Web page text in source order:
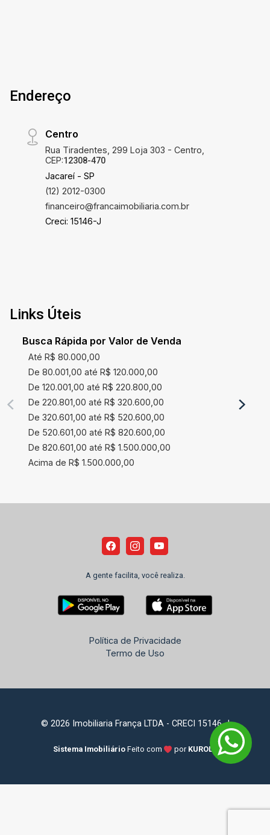
Endereço
Centro
Rua Tiradentes, 299 Loja 303 - Centro,
CEP:12308-470
Jacareí - SP
(12) 2012-0300
financeiro@francaimobiliaria.com.br
Creci: 15146-J
Links Úteis
Busca Rápida por Valor de Venda
Até R$ 80.000,00
De 80.001,00 até R$ 120.000,00
De 120.001,00 até R$ 220.800,00
De 220.801,00 até R$ 320.600,00
De 320.601,00 até R$ 520.600,00
De 520.601,00 até R$ 820.600,00
De 820.601,00 até R$ 1.500.000,00
Acima de R$ 1.500.000,00
A gente facilita, você realiza.
Política de Privacidade
Termo de Uso
© 2026 Imobiliaria França LTDA - CRECI 15146-J
Sistema Imobiliário Feito com por KUROLE